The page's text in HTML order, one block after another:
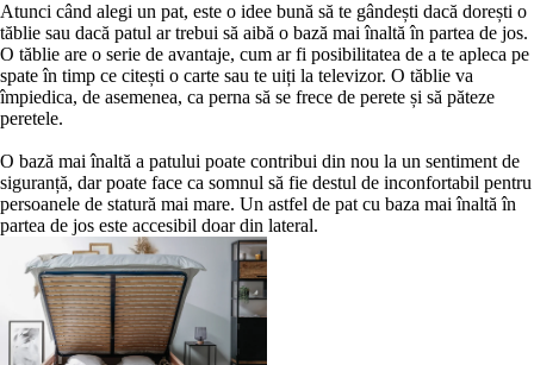
Atunci când alegi un pat, este o idee bună să te gândești dacă dorești o
tăblie sau dacă patul ar trebui să aibă o bază mai înaltă în partea de jos.
O tăblie are o serie de avantaje, cum ar fi posibilitatea de a te apleca pe
spate în timp ce citești o carte sau te uiți la televizor. O tăblie va
împiedica, de asemenea, ca perna să se frece de perete și să păteze
peretele.
O bază mai înaltă a patului poate contribui din nou la un sentiment de
siguranță, dar poate face ca somnul să fie destul de inconfortabil pentru
persoanele de statură mai mare. Un astfel de pat cu baza mai înaltă în
partea de jos este accesibil doar din lateral.